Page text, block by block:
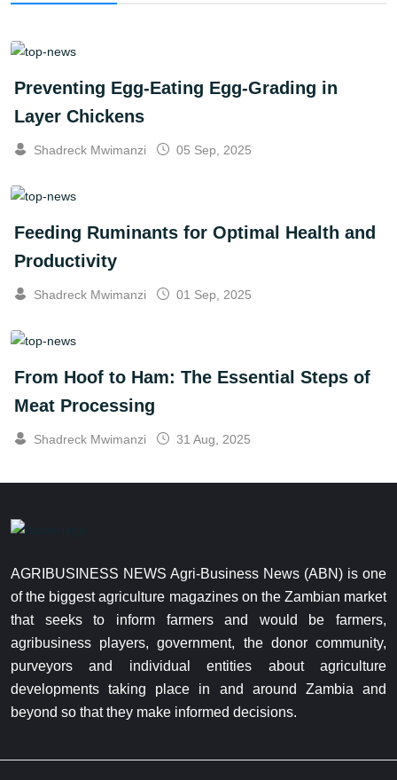
Preventing Egg-Eating Egg-Grading in
Layer Chickens
Shadreck Mwimanzi 05 Sep, 2025
Feeding Ruminants for Optimal Health and
Productivity
Shadreck Mwimanzi 01 Sep, 2025
From Hoof to Ham: The Essential Steps of
Meat Processing
Shadreck Mwimanzi 31 Aug, 2025
AGRIBUSINESS NEWS Agri-Business News (ABN) is one
of the biggest agriculture magazines on the Zambian market
that seeks to inform farmers and would be farmers,
agribusiness players, government, the donor community,
purveyors and individual entities about agriculture
developments taking place in and around Zambia and
beyond so that they make informed decisions.